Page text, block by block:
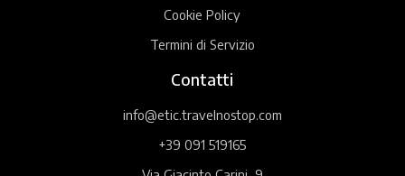
Cookie Policy
Termini di Servizio
Contatti
info@etic.travelnostop.com
+39 091 519165